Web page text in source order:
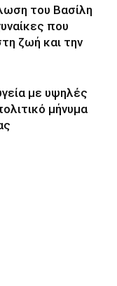
του Βασίλη
που
ζωή και την
με υψηλές
μήνυμα